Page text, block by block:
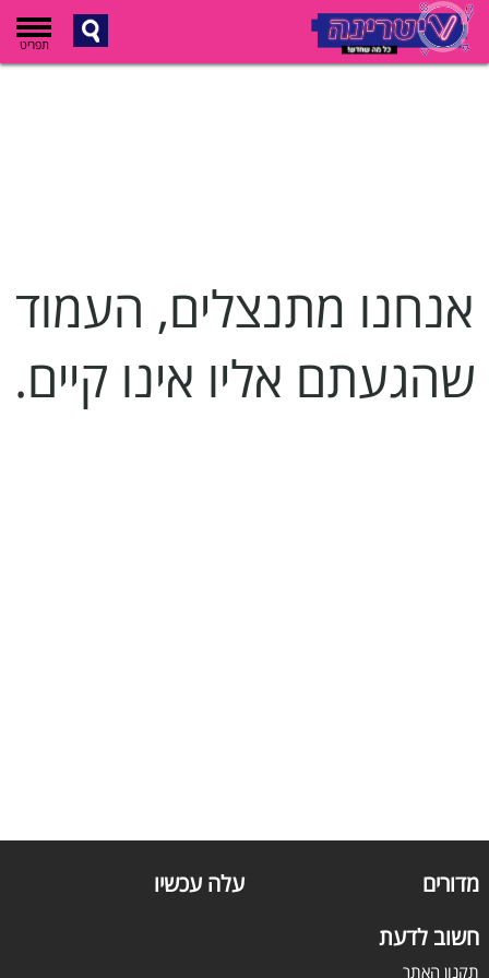
תפריט
אנחנו מתנצלים, העמוד
שהגעתם אליו אינו קיים.
מדורים
עלה עכשיו
חשוב לדעת
תקנון האתר